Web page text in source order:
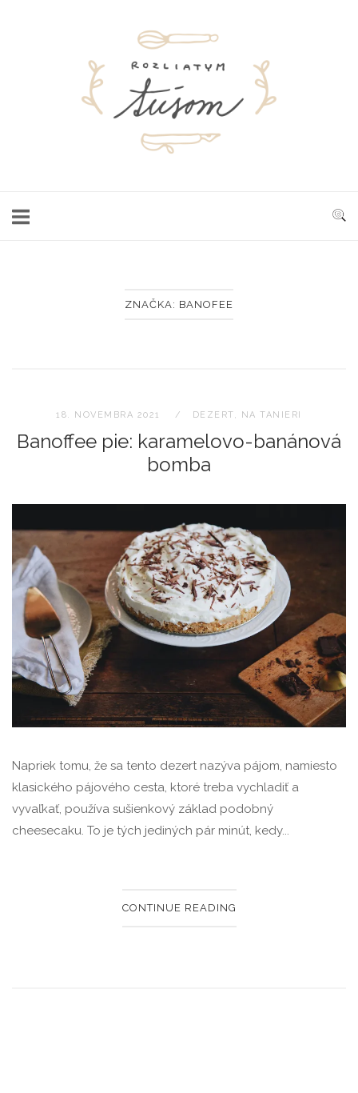
ZNAČKA: BANOFEE
18. NOVEMBRA 2021 DEZERT, NA TANIERI
Banoffee pie: karamelovo-banánová
bomba
Napriek tomu, že sa tento dezert nazýva pájom, namiesto
klasického pájového cesta, ktoré treba vychladiť a
vyvaľkať, používa sušienkový základ podobný
cheesecaku. To je tých jediných pár minút, kedy...
CONTINUE READING